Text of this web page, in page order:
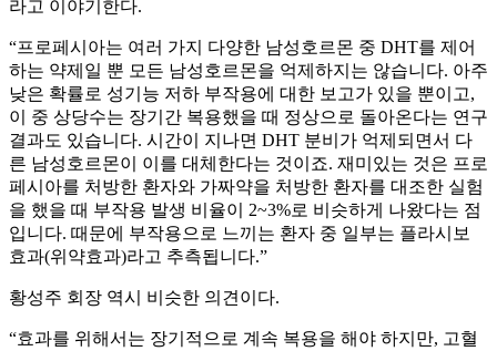
라고 이야기한다.
“프로페시아는 여러 가지 다양한 남성호르몬 중 DHT를 제어
하는 약제일 뿐 모든 남성호르몬을 억제하지는 않습니다. 아주
낮은 확률로 성기능 저하 부작용에 대한 보고가 있을 뿐이고,
이 중 상당수는 장기간 복용했을 때 정상으로 돌아온다는 연구
결과도 있습니다. 시간이 지나면 DHT 분비가 억제되면서 다
른 남성호르몬이 이를 대체한다는 것이죠. 재미있는 것은 프로
페시아를 처방한 환자와 가짜약을 처방한 환자를 대조한 실험
을 했을 때 부작용 발생 비율이 2~3%로 비슷하게 나왔다는 점
입니다. 때문에 부작용으로 느끼는 환자 중 일부는 플라시보
효과(위약효과)라고 추측됩니다.”
황성주 회장 역시 비슷한 의견이다.
“효과를 위해서는 장기적으로 계속 복용을 해야 하지만, 고혈